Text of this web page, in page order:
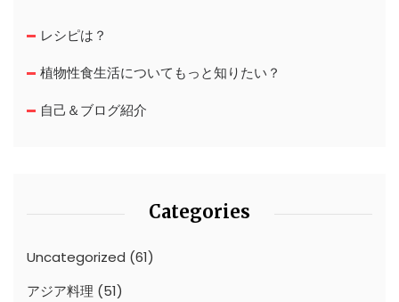
レシピは？
植物性食生活についてもっと知りたい？
自己＆ブログ紹介
Categories
Uncategorized (61)
アジア料理 (51)